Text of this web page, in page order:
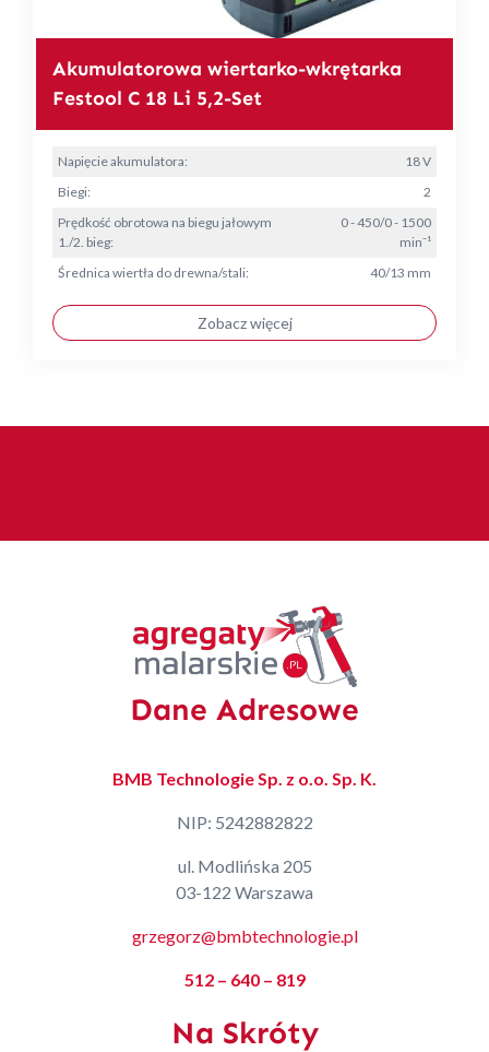
Akumulatorowa wiertarko-wkrętarka
Festool C 18 Li 5,2-Set
Napięcie akumulatora:
18 V
Biegi:
2
Prędkość obrotowa na biegu jałowym
1./2. bieg:
0 - 450/0 - 1500
min⁻¹
Średnica wiertła do drewna/stali:
40/13 mm
Zobacz więcej
Dane Adresowe
BMB Technologie Sp. z o.o. Sp. K.
NIP: 5242882822
ul. Modlińska 205
03-122 Warszawa
grzegorz@bmbtechnologie.pl
512 – 640 – 819
Na Skróty